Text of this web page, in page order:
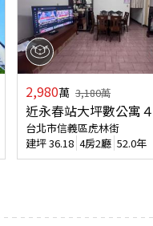
2,980萬 3,180萬
近永春站大坪數公寓
台北市信義區虎林街
建坪36.18 4房2廳 52.0年